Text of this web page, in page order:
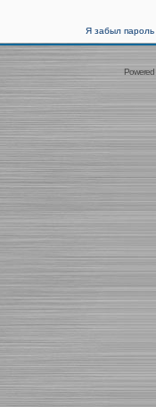
Я забыл пароль